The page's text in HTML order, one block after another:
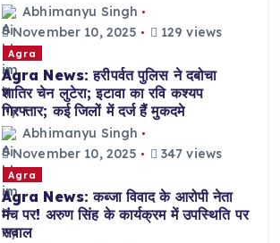
Abhimanyu Singh
November 10, 2025
129 views
Agra
Agra News: हरीपर्वत पुलिस ने दबोचा
शातिर चेन लुटेरा; इटावा का रवि कश्यप
गिरफ्तार; कई जिलों में दर्ज हैं मुकदमे
Abhimanyu Singh
November 10, 2025
347 views
Agra
Agra News: कब्जा विवाद के आरोपी नेता
मंच पर! अरुण सिंह के कार्यक्रम में उपस्थिति पर
सवाल